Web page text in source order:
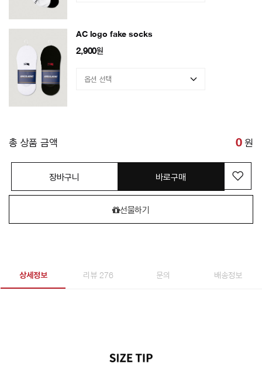
AC logo fake socks
2,900원
총 상품 금액 0 원
장바구니 바로구매
선물하기
상세정보 리뷰 276 문의 배송정보